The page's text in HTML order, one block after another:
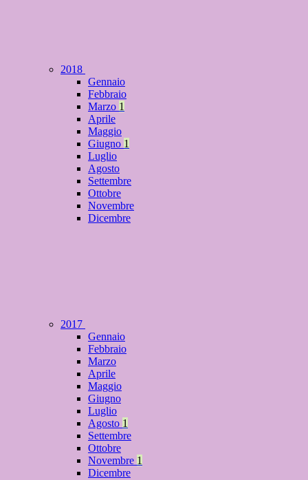
2018
Gennaio
Febbraio
Marzo 1
Aprile
Maggio
Giugno 1
Luglio
Agosto
Settembre
Ottobre
Novembre
Dicembre
2017
Gennaio
Febbraio
Marzo
Aprile
Maggio
Giugno
Luglio
Agosto 1
Settembre
Ottobre
Novembre 1
Dicembre